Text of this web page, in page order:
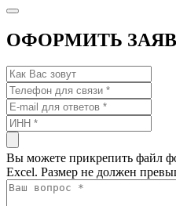
ОФОРМИТЬ
Вы можете прикрепить файл
Excel. Размер не должен